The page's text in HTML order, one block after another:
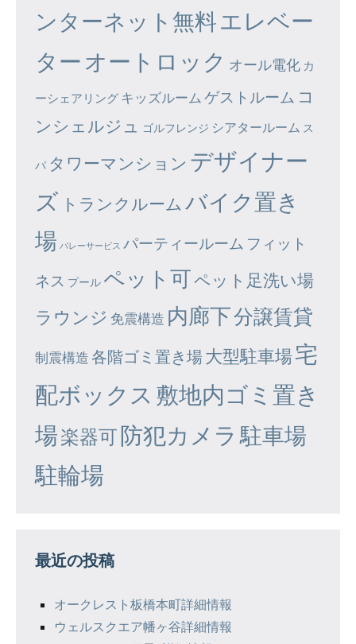
ンターネット無料エレベー
ター オートロック オール電化 カ
ーシェアリング キッズルーム ゲストルーム コ
ンシェルジュ
ゴルフレンジ シアタールーム ス
パ タワーマンション デザイナー
ズ トランクルーム バイク置き
場 バレーサービス パーティールーム フィット
ネス プール ペット可ペット足洗い場
ラウンジ 免震構造 内廊下分譲賃貸
制震構造 各階ゴミ置き場大型駐車場宅
配ボックス 敷地内ゴミ置き
場楽器可防犯カメラ 駐車場
駐輪場
最近の投稿
オークレスト板橋本町詳細情報
ウェルスクエア幡ヶ谷詳細情報